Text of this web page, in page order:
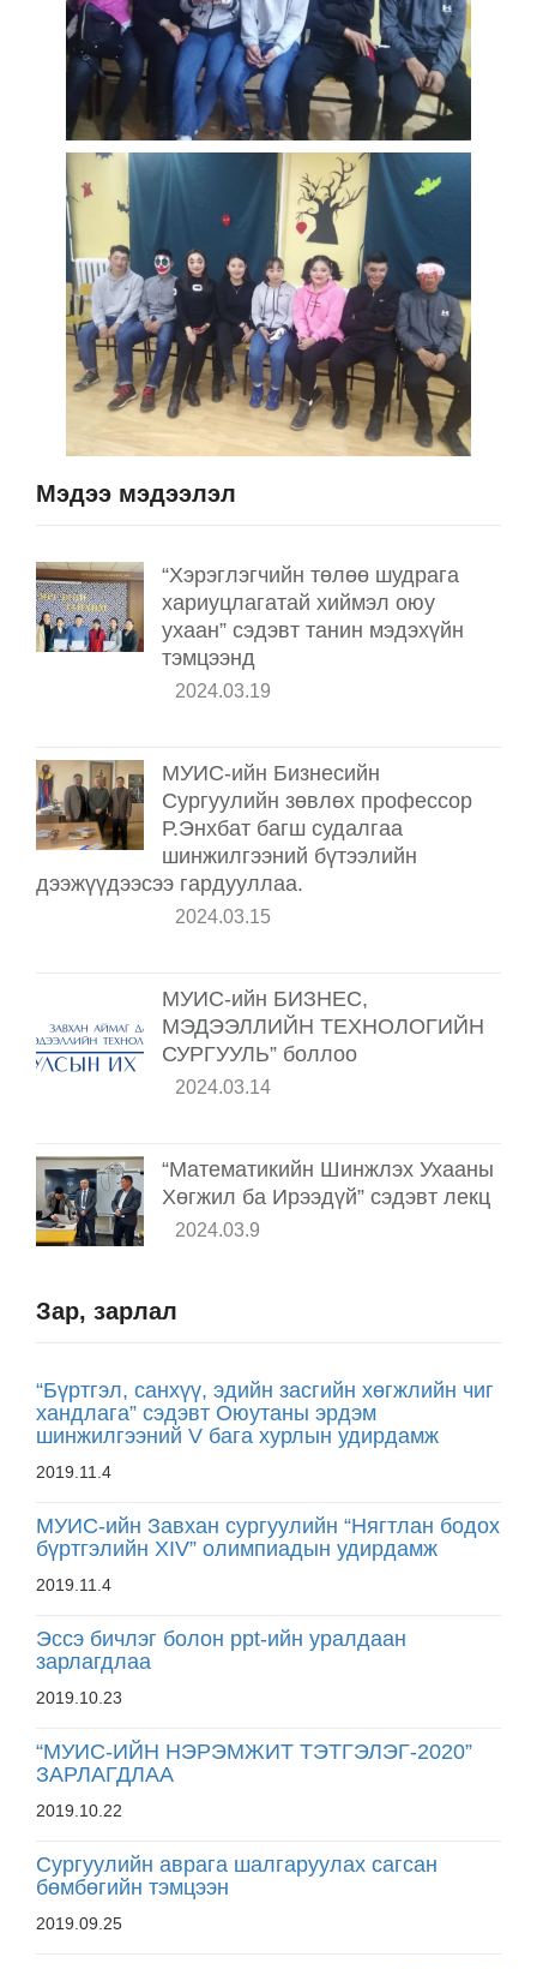
Мэдээ мэдээлэл
“Хэрэглэгчийн төлөө шудрага
хариуцлагатай хиймэл оюу
ухаан” сэдэвт танин мэдэхүйн
тэмцээнд
2024.03.19
МУИС-ийн Бизнесийн
Сургуулийн зөвлөх профессор
Р.Энхбат багш судалгаа
шинжилгээний бүтээлийн
дээжүүдээсээ гардууллаа.
2024.03.15
МУИС-ийн БИЗНЕС,
МЭДЭЭЛЛИЙН ТЕХНОЛОГИЙН
СУРГУУЛЬ” боллоо
2024.03.14
“Математикийн Шинжлэх Ухааны
Хөгжил ба Ирээдүй” сэдэвт лекц
2024.03.9
Зар, зарлал
“Бүртгэл, санхүү, эдийн засгийн хөгжлийн чиг
хандлага” сэдэвт Оюутаны эрдэм
шинжилгээний V бага хурлын удирдамж
2019.11.4
МУИС-ийн Завхан сургуулийн “Нягтлан бодох
бүртгэлийн XIV” олимпиадын удирдамж
2019.11.4
Эссэ бичлэг болон ppt-ийн уралдаан
зарлагдлаа
2019.10.23
“МУИС-ИЙН НЭРЭМЖИТ ТЭТГЭЛЭГ-2020”
ЗАРЛАГДЛАА
2019.10.22
Сургуулийн аврага шалгаруулах сагсан
бөмбөгийн тэмцээн
2019.09.25